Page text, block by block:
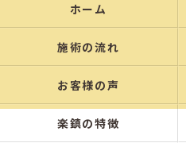
ホーム
施術の流れ
お客様の声
楽鎮の特徴